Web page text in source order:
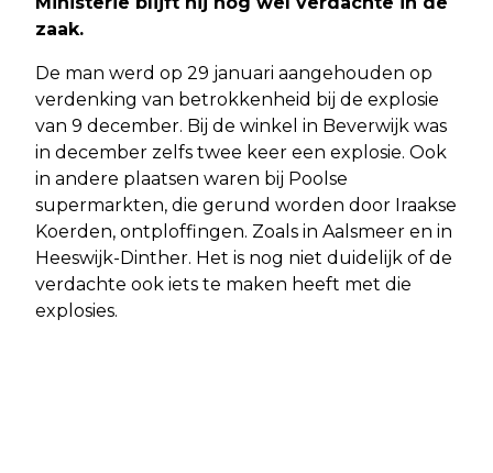
zaak.
De man werd op 29 januari aangehouden op
verdenking van betrokkenheid bij de explosie
van 9 december. Bij de winkel in Beverwijk was
in december zelfs twee keer een explosie. Ook
in andere plaatsen waren bij Poolse
supermarkten, die gerund worden door Iraakse
Koerden, ontploffingen. Zoals in Aalsmeer en in
Heeswijk-Dinther. Het is nog niet duidelijk of de
verdachte ook iets te maken heeft met die
explosies.